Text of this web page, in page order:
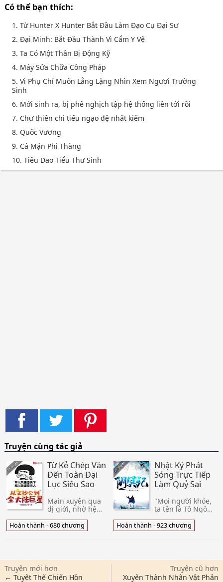
Có thể bạn thích:
1. Từ Hunter X Hunter Bắt Đầu Làm Đạo Cụ Đại Sư
2. Đại Minh: Bắt Đầu Thành Vì Cẩm Y Vệ
3. Ta Có Một Thân Bị Động Kỹ
4. Máy Sửa Chữa Công Pháp
5. Vi Phụ Chỉ Muốn Lẳng Lặng Nhìn Xem Ngươi Trường
Sinh
6. Mới sinh ra, bị phế nghịch tập hệ thống liền tới rồi
7. Chư thiên chi tiếu ngạo đệ nhất kiếm
8. Quốc Vương
9. Cá Mặn Phi Thăng
10. Tiêu Dao Tiểu Thư Sinh
Truyện cùng tác giả
Từ Kẻ Chép Văn
Đến Toàn Đại
Lục Siêu Sao
Main xuyên qua
dị giới, nhờ hệ
bắt đầu đi lên con
đường sáng tác,
th
Hoàn thành - 680 chương
Nhật Ký Phát
Sóng Trực Tiếp
Làm Quỷ Sai
"Mọi người khỏe,
ta tên là Tô Ngôn,
nghề kỹ thuật học
viện mới vừa tốt
Hoàn thành - 923 chương
Truyện mới hơn
← Tuyệt Thế Chiến Hồn
Truyện cũ hơn
Xuyên Thành Nhân Vật Phản